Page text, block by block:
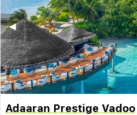
◀︎
Adaaran Prestige Vadoo